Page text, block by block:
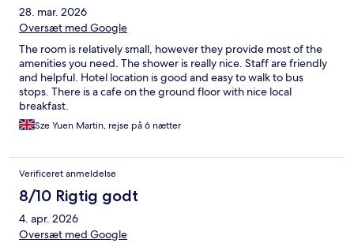
28. mar. 2026
Oversæt med Google
The room is relatively small, however they provide most of the
amenities you need. The shower is really nice. Staff are friendly
and helpful. Hotel location is good and easy to walk to bus
stops. There is a cafe on the ground floor with nice local
breakfast.
Sze Yuen Martin, rejse på 6 nætter
Verificeret anmeldelse
8/10 Rigtig godt
4. apr. 2026
Oversæt med Google